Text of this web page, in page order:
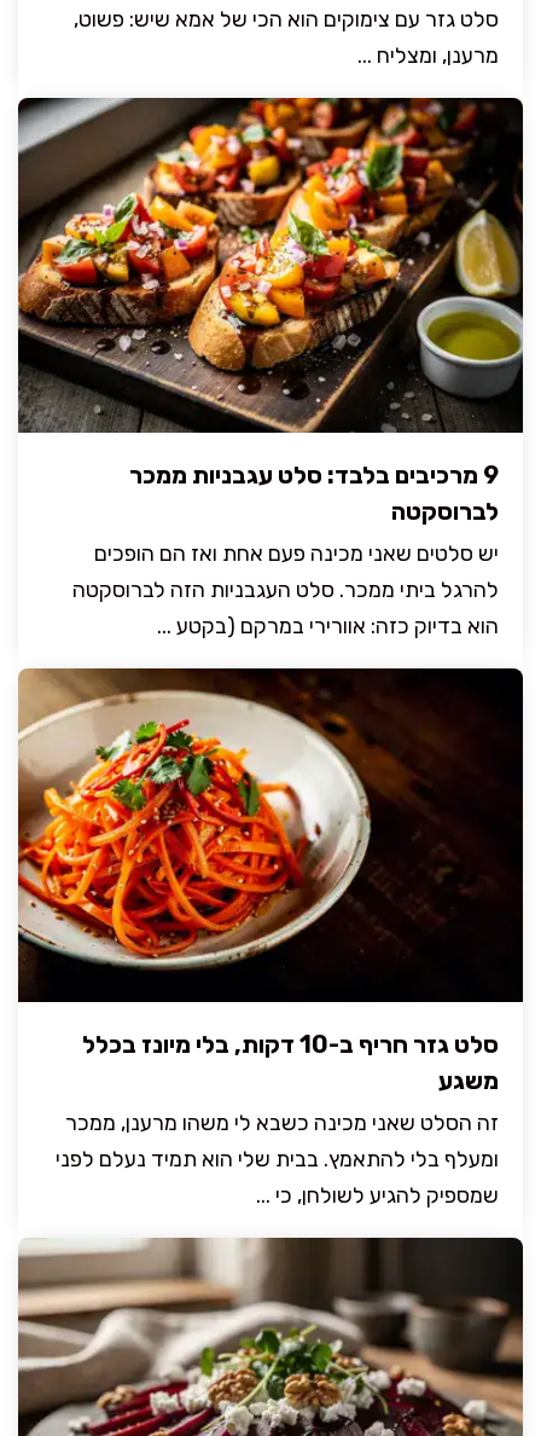
סלט גזר עם צימוקים הוא הכי של אמא שיש: פשוט,
מרענן, ומצליח ...
9 מרכיבים בלבד: סלט עגבניות ממכר
לברוסקטה
יש סלטים שאני מכינה פעם אחת ואז הם הופכים
להרגל ביתי ממכר. סלט העגבניות הזה לברוסקטה
הוא בדיוק כזה: אוורירי במרקם (בקטע ...
סלט גזר חריף ב-10 דקות, בלי מיונז בכלל
משגע
זה הסלט שאני מכינה כשבא לי משהו מרענן, ממכר
ומעלף בלי להתאמץ. בבית שלי הוא תמיד נעלם לפני
שמספיק להגיע לשולחן, כי ...